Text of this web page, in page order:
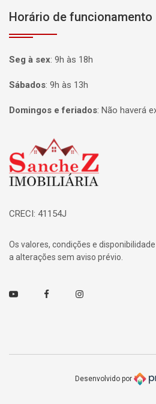
Horário de funcionamento
Seg à sex: 9h às 18h
Sábados: 9h às 13h
Domingos e feriados: Não haverá
Página inicial
CRECI: 41154J
Os valores, condições e
a alterações sem aviso prévio.
Youtube FacebookInstagram
Desenvolvido por